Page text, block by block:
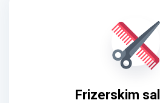
Frizerskim